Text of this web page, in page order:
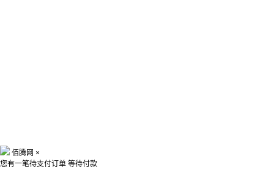
佰腾网 ×
您有一笔待支付订单 等待付款